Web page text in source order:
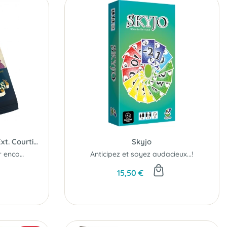
Diplomates & Confidents (Ext. Courtisans)
De nouveaux effets pour encore plus de joueurs...
Skyjo
Anticipez et soyez audacieux...!
15,50 €